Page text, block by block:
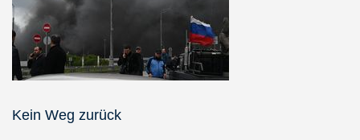
Kein Weg zurück